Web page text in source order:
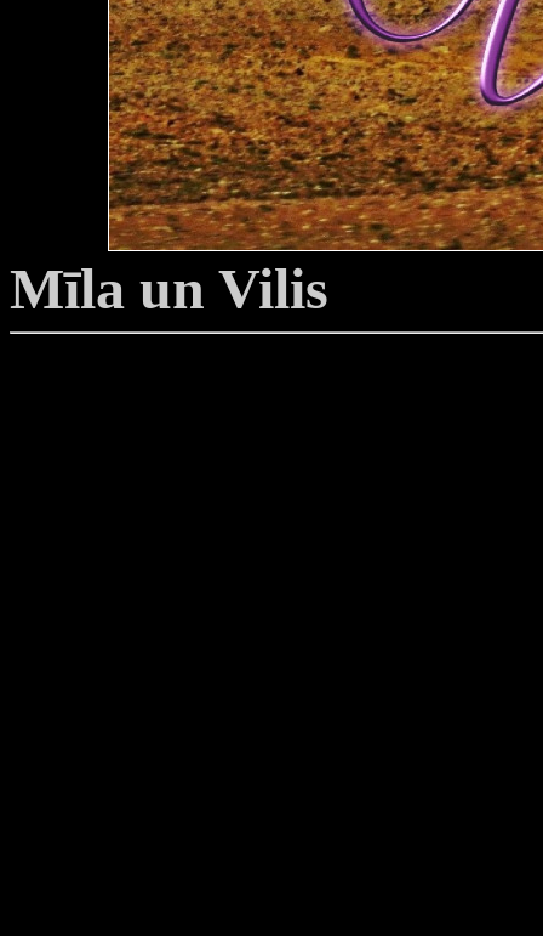
Mīla un Vilis